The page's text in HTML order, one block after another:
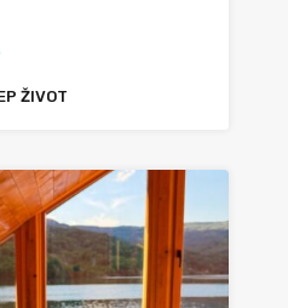
ŽIVOT